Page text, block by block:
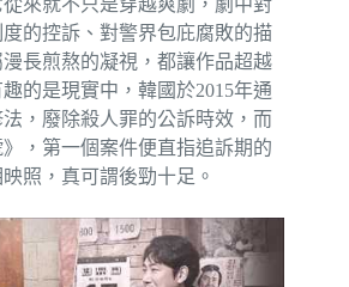
的控訴、對警界包庇腐敗的描
長煎熬的凝視，都讓作品超越
的是現實中，韓國於2015年通
，廢除殺人罪的公訴時效，而
，第一個案件便直指追訴期的
照，真可謂後勁十足。